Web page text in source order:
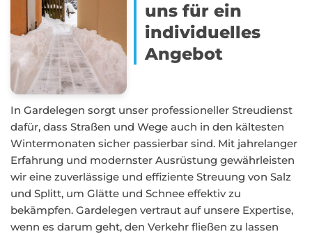
uns für ein
individuelles
Angebot
In Gardelegen sorgt unser professioneller Streudienst
dafür, dass Straßen und Wege auch in den kältesten
Wintermonaten sicher passierbar sind. Mit jahrelanger
Erfahrung und modernster Ausrüstung gewährleisten
wir eine zuverlässige und effiziente Streuung von Salz
und Splitt, um Glätte und Schnee effektiv zu
bekämpfen. Gardelegen vertraut auf unsere Expertise,
wenn es darum geht, den Verkehr fließen zu lassen